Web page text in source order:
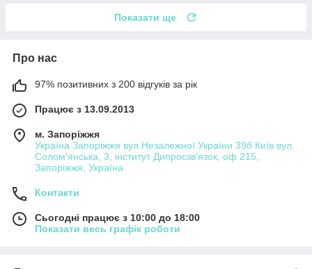
Показати ще
Про нас
97% позитивних з 200 відгуків за рік
Працює з 13.09.2013
м. Запоріжжя
Україна Запоріжжя вул.Незалежної України 39б Київ вул.
Солом'янська, 3, інститут Дипросзв'язок, оф 215,
Запоріжжя, Україна
Контакти
Сьогодні працює з 10:00 до 18:00
Показати весь графік роботи